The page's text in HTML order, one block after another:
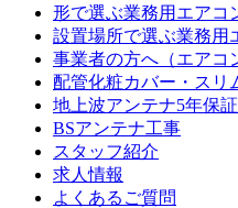
形で選ぶ業務用エアコ
設置場所で選ぶ業務用
事業者の方へ（エアコ
配管化粧カバー・スリ
地上波アンテナ5年保証
BSアンテナ工事
スタッフ紹介
求人情報
よくあるご質問